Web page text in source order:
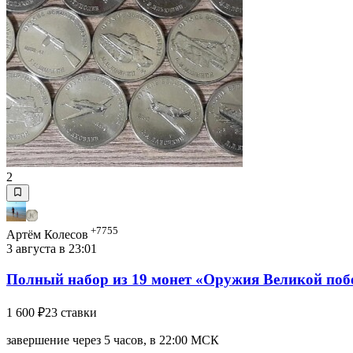
2
Артём Колесов +7755
3 августа в 23:01
Полный набор из 19 монет «Оружия Великой
1 600 ₽23 ставки
завершение через 5 часов, в 22:00 МСК